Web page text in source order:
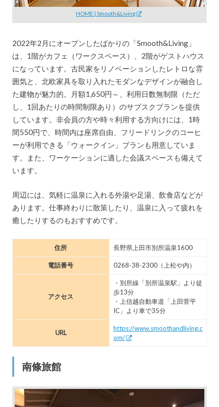
HOME | Smooth&Living
2022年2月にオープンしたばかりの「Smooth&Living」
は、1階がカフェ（ワークスペース）、2階がゲストハウス
になっています。古民家をリノベーションしたレトロな雰
囲気と、北欧家具を取り入れたモダンなデザインが融合し
た建物が魅力的。月額1,650円～、利用日数無制限（ただ
し、1回あたりの時間制限あり）のサブスクプランを提供
しています。非会員の方や時々利用する方向けには、1時
間550円で、時間内は座席自由、フリードリンクのコーヒ
ーが利用できる「ウォークイン」プランも用意していま
す。また、ワーケーションに適した会議スペースも備えて
います。
周辺には、気軽に温泉に入れる外湯や足湯、飲食店などが
あります。仕事終わりに散策したり、温泉に入って疲れを
癒したりするのもおすすめです。
住所 長野県上田市別所温泉1600
電話番号 0268-38-2300（上松や内）
アクセス
・別所線「別所温泉駅」より徒
歩13分
・上信越自動車道「上田菅平
IC」より車で35分
URL
https://www.smoothandliving.c
om/
南條旅館